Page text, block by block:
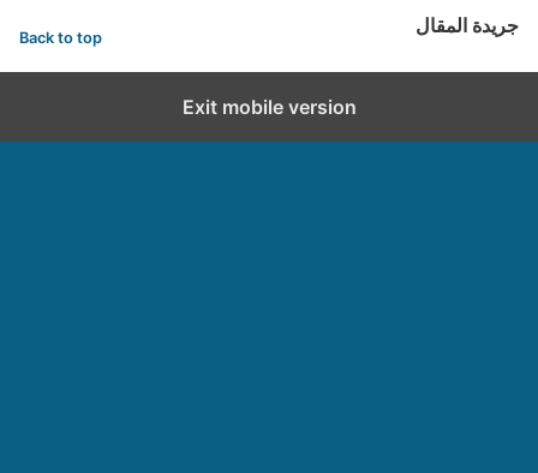
جريدة المقال Back to top
Exit mobile version